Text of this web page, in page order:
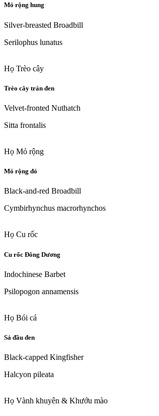
Mỏ rộng hung
Silver-breasted Broadbill
Serilophus lunatus
Họ Trèo cây
Trèo cây trán đen
Velvet-fronted Nuthatch
Sitta frontalis
Họ Mỏ rộng
Mỏ rộng đỏ
Black-and-red Broadbill
Cymbirhynchus macrorhynchos
Họ Cu rốc
Cu rốc Đông Dương
Indochinese Barbet
Psilopogon annamensis
Họ Bói cá
Sả đầu đen
Black-capped Kingfisher
Halcyon pileata
Họ Vành khuyên & Khướu mào